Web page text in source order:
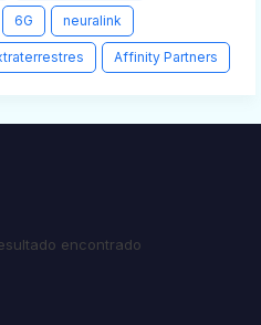
6G neuralink
Affinity Partners
encontrado